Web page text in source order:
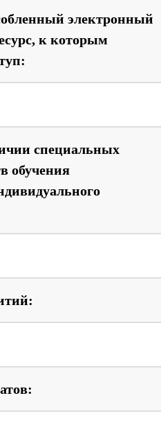
электронный
к которым
специальных
обучения